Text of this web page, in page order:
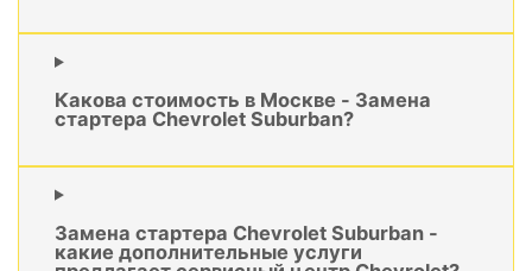
Какова стоимость в Москве - Замена
стартера Chevrolet Suburban?
Замена стартера Chevrolet Suburban -
какие дополнительные услуги